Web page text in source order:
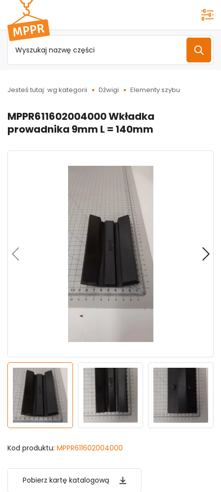
Przejdź do
menu
głównego
Jesteś tutaj: wg kategorii Dźwigi Elementy szybu
MPPR611602004000 Wkładka
prowadnika 9mm L = 140mm
Kod produktu: MPPR611602004000
Pobierz kartę katalogową